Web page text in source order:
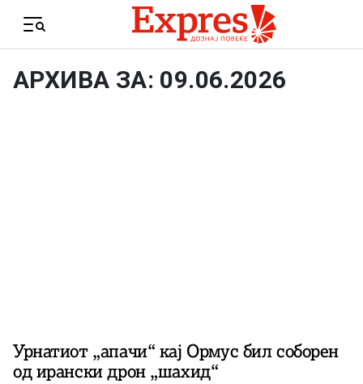
Menu
АРХИВА ЗА: 09.06.2026
Урнатиот „апачи“ кај Ормус бил соборен
од ирански дрон „шахид“